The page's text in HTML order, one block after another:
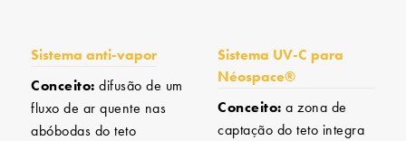
Sistema anti-vapor
Conceito: difusão de um
fluxo de ar quente nas
abóbodas do teto
Sistema UV-C para
Néospace®
Conceito: a zona de
captação do teto integra